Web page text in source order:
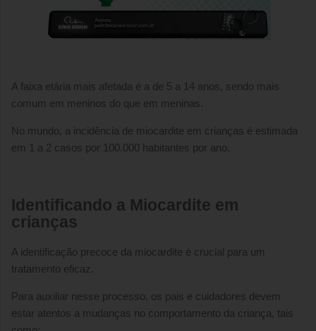
A faixa etária mais afetada é a de 5 a 14 anos, sendo mais
comum em meninos do que em meninas.
No mundo, a incidência de miocardite em crianças é estimada
em 1 a 2 casos por 100.000 habitantes por ano.
Identificando a Miocardite em
crianças
A identificação precoce da miocardite é crucial para um
tratamento eficaz.
Para auxiliar nesse processo, os pais e cuidadores devem
estar atentos a mudanças no comportamento da criança, tais